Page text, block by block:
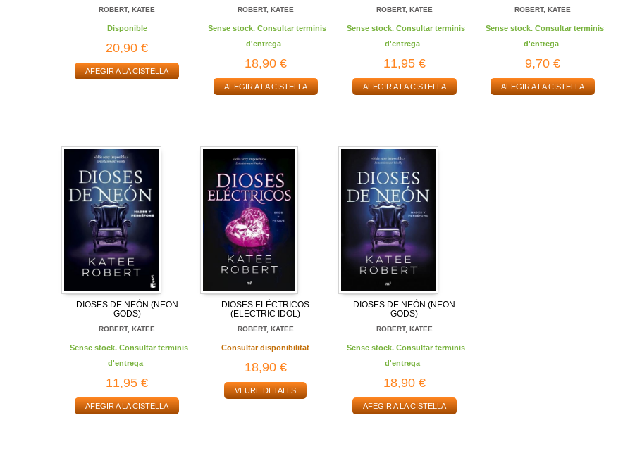
ROBERT, KATEE
Disponible
20,90 €
AFEGIR A LA CISTELLA
ROBERT, KATEE
Sense stock. Consultar terminis
d'entrega
18,90 €
AFEGIR A LA CISTELLA
ROBERT, KATEE
Sense stock. Consultar terminis
d'entrega
11,95 €
AFEGIR A LA CISTELLA
ROBERT, KATEE
Sense stock. Consultar terminis
d'entrega
9,70 €
AFEGIR A LA CISTELLA
DIOSES DE NEÓN (NEON
GODS)
ROBERT, KATEE
Sense stock. Consultar terminis
d'entrega
11,95 €
AFEGIR A LA CISTELLA
DIOSES ELÉCTRICOS
(ELECTRIC IDOL)
ROBERT, KATEE
Consultar disponibilitat
18,90 €
VEURE DETALLS
DIOSES DE NEÓN (NEON
GODS)
ROBERT, KATEE
Sense stock. Consultar terminis
d'entrega
18,90 €
AFEGIR A LA CISTELLA